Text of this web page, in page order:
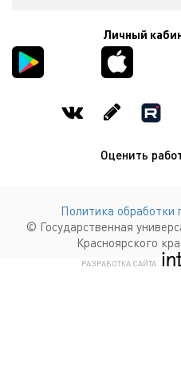
Личный
Оценить
Политика обработки
© Государственная
Красноярского
РАЗРАБОТКА САЙТА